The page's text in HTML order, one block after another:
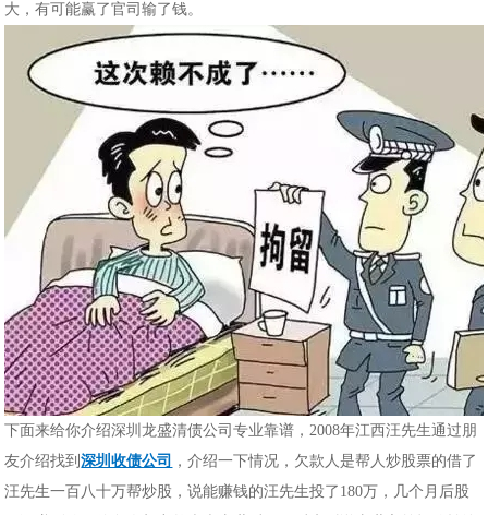
大，有可能赢了官司输了钱。
下面来给你介绍深圳龙盛清债公司专业靠谱，2008年江西汪先生通过朋
友介绍找到深圳收债公司
，介绍一下情况，欠款人是帮人炒股票的借了
汪先生一百八十万帮炒股，说能赚钱的汪先生投了180万，几个月后股